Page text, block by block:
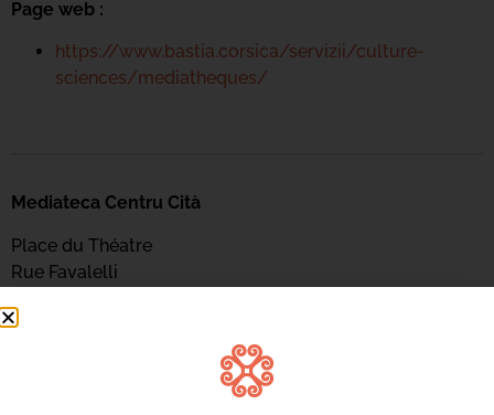
Page web :
https://www.bastia.corsica/servizii/culture-
sciences/mediatheques/
Mediateca Centru Cità
Place du Théatre
Rue Favalelli